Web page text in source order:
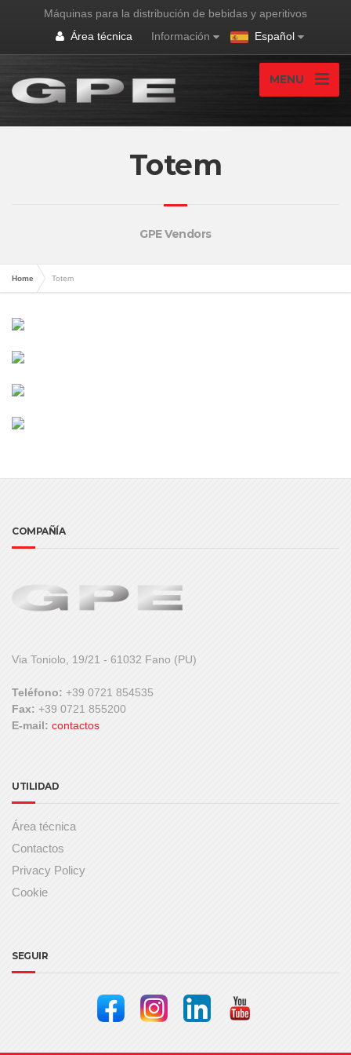
Máquinas para la distribución de bebidas y aperitivos
Área técnica
Información Español
MENU
Totem
GPE Vendors
Home Totem
COMPAÑÍA
Via Toniolo, 19/21 - 61032 Fano (PU)
Teléfono: +39 0721 854535
Fax: +39 0721 855200
E-mail: contactos
UTILIDAD
Área técnica
Contactos
Privacy Policy
Cookie
SEGUIR